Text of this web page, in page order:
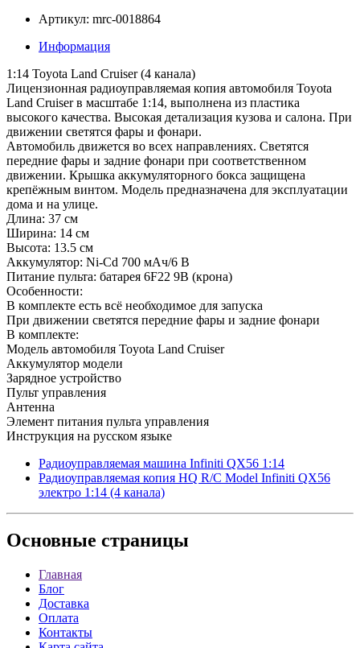
Артикул: mrc-0018864
Информация
1:14 Toyota Land Cruiser (4 канала)
Лицензионная радиоуправляемая копия автомобиля Toyota
Land Cruiser в масштабе 1:14, выполнена из пластика
высокого качества. Высокая детализация кузова и салона. При
движении светятся фары и фонари.
Автомобиль движется во всех направлениях. Светятся
передние фары и задние фонари при соответственном
движении. Крышка аккумуляторного бокса защищена
крепёжным винтом. Модель предназначена для эксплуатации
дома и на улице.
Длина: 37 см
Ширина: 14 см
Высота: 13.5 см
Аккумулятор: Ni-Cd 700 мАч/6 В
Питание пульта: батарея 6F22 9В (крона)
Особенности:
В комплекте есть всё необходимое для запуска
При движении светятся передние фары и задние фонари
В комплекте:
Модель автомобиля Toyota Land Cruiser
Аккумулятор модели
Зарядное устройство
Пульт управления
Антенна
Элемент питания пульта управления
Инструкция на русском языке
Радиоуправляемая машина Infiniti QX56 1:14
Радиоуправляемая копия HQ R/C Model Infiniti QX56
электро 1:14 (4 канала)
Основные страницы
Главная
Блог
Доставка
Оплата
Контакты